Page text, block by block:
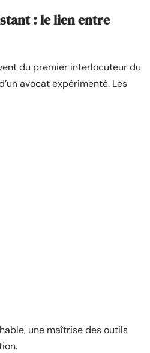
: le lien entre
du premier interlocuteur du
avocat expérimenté. Les
une maîtrise des outils